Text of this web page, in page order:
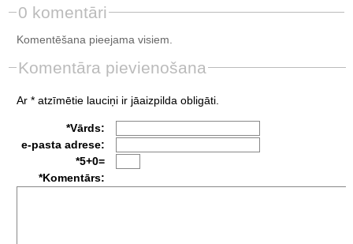
0 komentāri
Komentēšana pieejama visiem.
Komentāra pievienošana
Ar * atzīmētie lauciņi ir jāaizpilda obligāti.
*Vārds:
e-pasta adrese:
*5+0=
*Komentārs: